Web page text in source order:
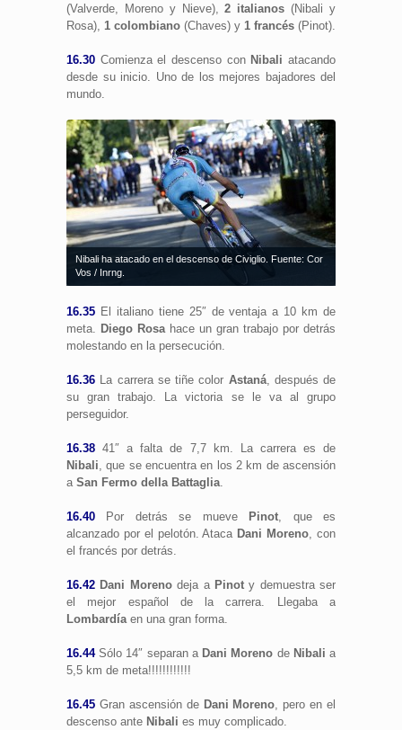
(Valverde, Moreno y Nieve), 2 italianos (Nibali y
Rosa), 1 colombiano (Chaves) y 1 francés (Pinot).
16.30 Comienza el descenso conNibali atacando
desde su inicio. Uno de los mejores bajadores del
mundo.
Nibali ha atacado en el descenso de Civiglio. Fuente: Cor
Vos / Inrng.
16.35 El italiano tiene 25″ de ventaja a 10 km de
meta. Diego Rosahace un gran trabajo por detrás
molestando en la persecución.
16.36 La carrera se tiñe color Astaná, después de
su gran trabajo. La victoria se le va al grupo
perseguidor.
16.38 41″ a falta de 7,7 km. La carrera es de
Nibali, que se encuentra en los 2 km de ascensión
a San Fermo della Battaglia.
16.40 Por detrás se mueve Pinot, que es
alcanzado por el pelotón. Ataca Dani Moreno, con
el francés por detrás.
16.42 Dani Morenodeja aPinoty demuestra ser
el mejor español de la carrera. Llegaba a
Lombardíaen una gran forma.
16.44Sólo 14″ separan a Dani Moreno de Nibalia
5,5 km de meta!!!!!!!!!!!!
16.45 Gran ascensión deDani Moreno, pero en el
descenso ante Nibali es muy complicado.